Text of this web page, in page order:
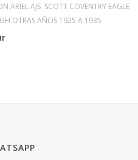
ARIEL AJS SCOTT COVENTRY EAGLE
OTRAS AÑOS 1925 A 1935